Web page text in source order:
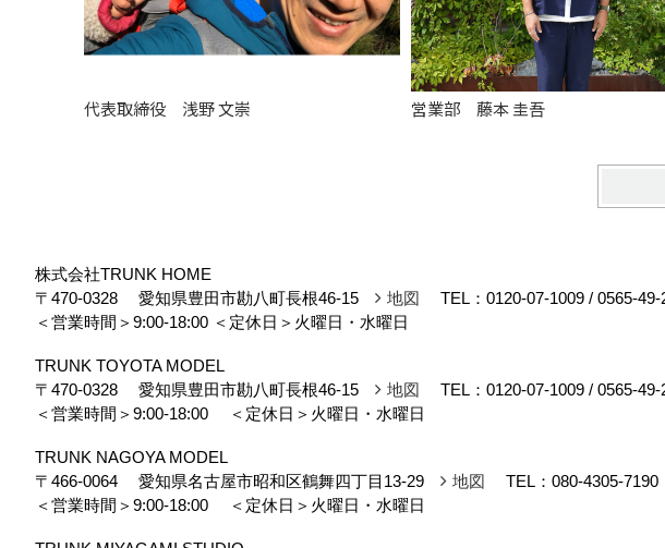
代表取締役 浅野 文崇 営業部 藤本 圭吾
株式会社TRUNK HOME
〒470-0328
愛知県豊田市勘八町長根46-15 地図 TEL： 0120-07-1009 / 0565-49-
＜営業時間＞9:00-18:00 ＜定休日＞火曜日・水曜日
TRUNK TOYOTA MODEL
〒470-0328
愛知県豊田市勘八町長根46-15 地図 TEL： 0120-07-1009 / 0565-49-
＜営業時間＞9:00-18:00
＜定休日＞火曜日・水曜日
TRUNK NAGOYA MODEL
〒466-0064
愛知県名古屋市昭和区鶴舞四丁目13-29 地図 TEL： 080-4305-7190
＜営業時間＞9:00-18:00
＜定休日＞火曜日・水曜日